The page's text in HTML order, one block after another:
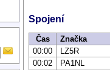
Spojení
Čas Značka
00:00
LZ5R
00:02
PA1NL